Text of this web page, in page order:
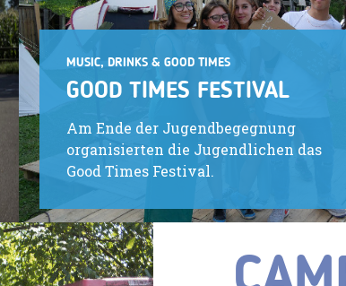
MUSIC, DRINKS & GOOD TIMES
GOOD TIMES FESTIVAL
Am Ende der Jugendbegegnung
organisierten die Jugendlichen das
Good Times Festival.